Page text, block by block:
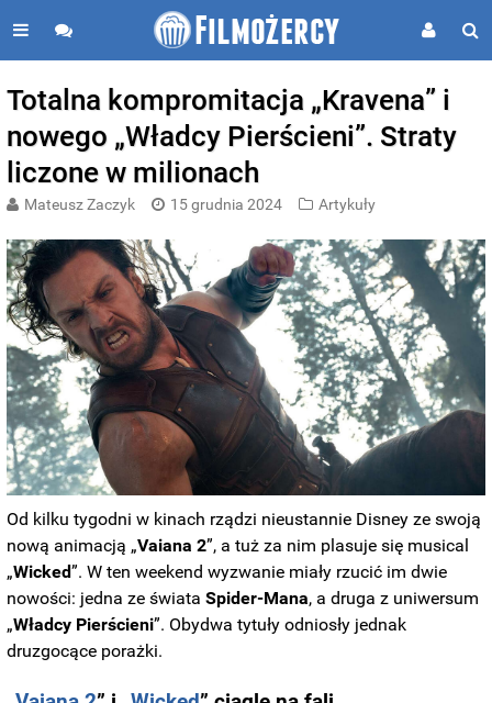
Totalna kompromitacja „Kravena” i
nowego „Władcy Pierścieni”. Straty
liczone w milionach
Mateusz Zaczyk 15 grudnia 2024 Artykuły
Od kilku tygodni w kinach rządzi nieustannie Disney ze swoją
nową animacją „Vaiana 2”, a tuż za nim plasuje się musical
„Wicked”. W ten weekend wyzwanie miały rzucić im dwie
nowości: jedna ze świataSpider-Mana, a druga z uniwersum
„Władcy Pierścieni”. Obydwa tytuły odniosły jednak
druzgocące porażki.